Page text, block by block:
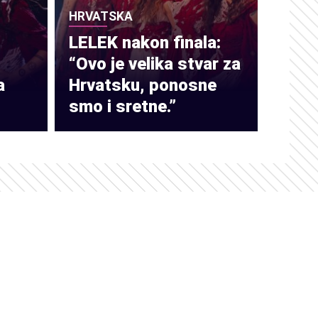
HRVATSKA
LELEK nakon finala:
“Ovo je velika stvar za
Hrvatsku, ponosne
smo i sretne.”